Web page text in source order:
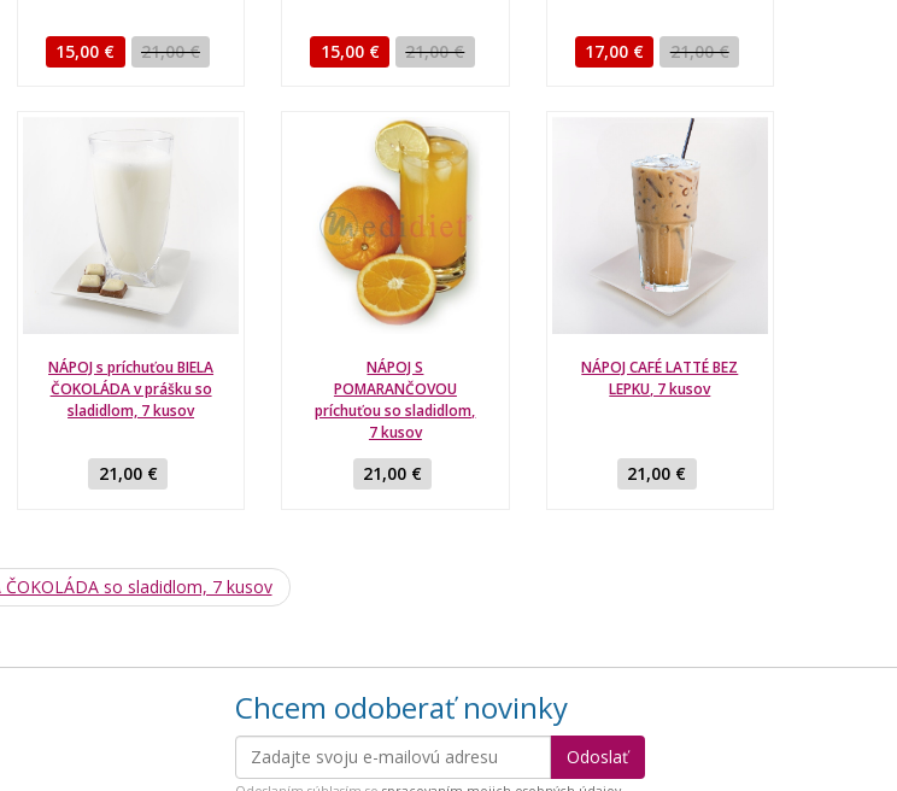
15,00 € 21,00 € 15,00 € 21,00 € 17,00 € 21,00 €
NÁPOJ s príchuťou BIELA
ČOKOLÁDA v prášku so
sladidlom, 7 kusov
21,00 €
NÁPOJ S
POMARANČOVOU
príchuťou so sladidlom,
7 kusov
21,00 €
NÁPOJ CAFÉ LATTÉ BEZ
LEPKU, 7 kusov
21,00 €
so sladidlom, 7 kusov
Chcem odoberať novinky